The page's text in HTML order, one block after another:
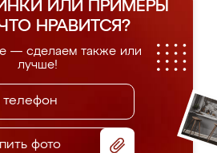
ИЛИ ПРИМЕРЫ
ЧТО НРАВИТСЯ?
— сделаем также или
лучше!
фото